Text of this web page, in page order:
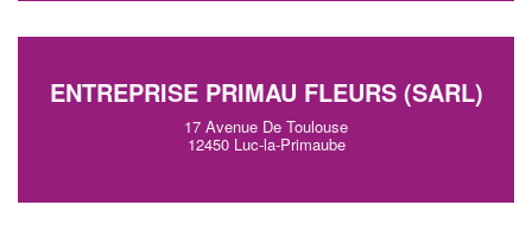
ENTREPRISE PRIMAU FLEURS (SARL)
17 Avenue De Toulouse
12450 Luc-la-Primaube